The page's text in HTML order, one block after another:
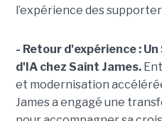
l’expérience des
- Retour d'expérience :
d'IA chez Saint James.
et modernisation
James a engagé une